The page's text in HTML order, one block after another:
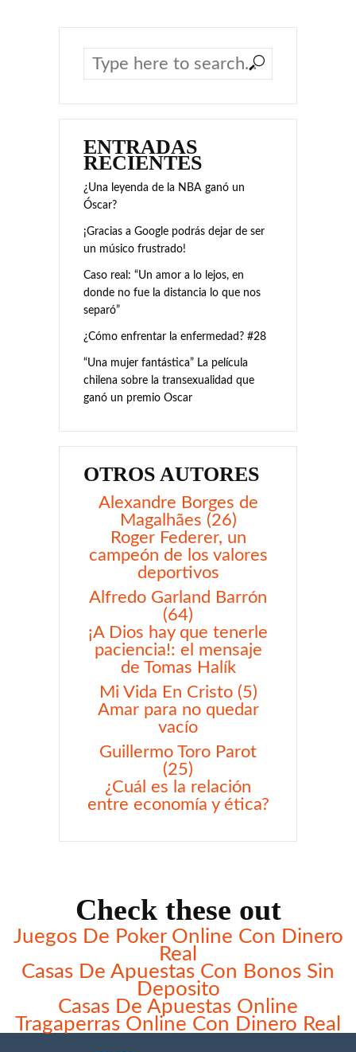
ENTRADAS
RECIENTES
¿Una leyenda de la NBA ganó un
Óscar?
¡Gracias a Google podrás dejar de ser
un músico frustrado!
Caso real: “Un amor a lo lejos, en
donde no fue la distancia lo que nos
separó”
¿Cómo enfrentar la enfermedad? #28
“Una mujer fantástica” La película
chilena sobre la transexualidad que
ganó un premio Oscar
OTROS AUTORES
Alexandre Borges de
Magalhães (26)
Roger Federer, un
campeón de los valores
deportivos
Alfredo Garland Barrón
(64)
¡A Dios hay que tenerle
paciencia!: el mensaje
de Tomas Halík
Mi Vida En Cristo (5)
Amar para no quedar
vacío
Guillermo Toro Parot
(25)
¿Cuál es la relación
entre economía y ética?
Check these out
Juegos De Poker Online Con Dinero
Real
Casas De Apuestas Con Bonos Sin
Deposito
Casas De Apuestas Online
Tragaperras Online Con Dinero Real